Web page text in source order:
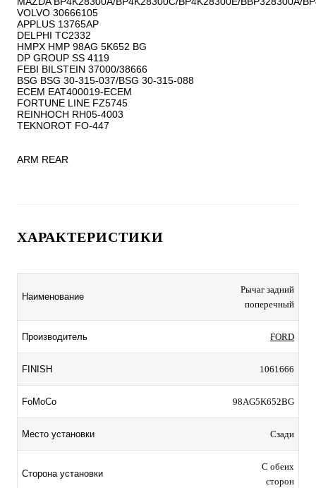
VOLVO 30666105
APPLUS 13765AP
DELPHI TC2332
HMPX HMP 98AG 5K652 BG
DP GROUP SS 4119
FEBI BILSTEIN 37000/38666
BSG BSG 30-315-037/BSG 30-315-088
ECEM EAT400019-ECEM
FORTUNE LINE FZ5745
REINHOCH RH05-4003
TEKNOROT FO-447
ARM REAR
ХАРАКТЕРИСТИКИ
Наименование
Рычаг задний
поперечный
Производитель FORD
FINISH 1061666
FoMoCo 98AG5K652BG
Место установки Сзади
Сторона установки
С обеих
сторон